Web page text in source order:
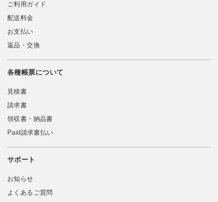
ご利用ガイド
配送料金
お支払い
返品・交換
各種帳票について
見積書
請求書
領収書・納品書
Paid請求書払い
サポート
お知らせ
よくあるご質問